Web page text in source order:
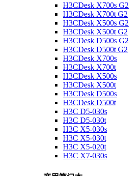
H3CDesk X700s G2
H3CDesk X700t G2
H3CDesk X500s G2
H3CDesk X500t G2
H3CDesk D500s G2
H3CDesk D500t G2
H3CDesk X700s
H3CDesk X700t
H3CDesk X500s
H3CDesk X500t
H3CDesk D500s
H3CDesk D500t
H3C D5-030s
H3C D5-030t
H3C X5-030s
H3C X5-030t
H3C X5-020t
H3C X7-030s